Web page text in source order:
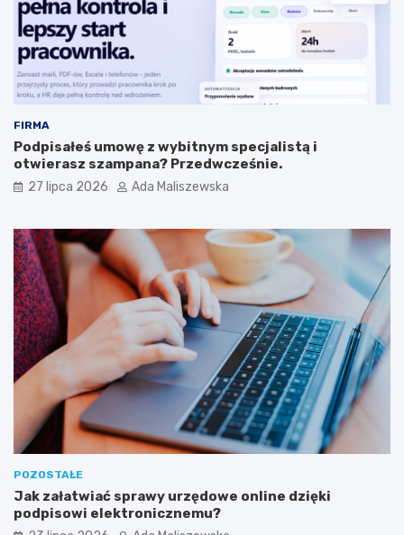
FIRMA
Podpisałeś umowę z wybitnym specjalistą i
otwierasz szampana? Przedwcześnie.
27 lipca 2026 Ada Maliszewska
POZOSTAŁE
Jak załatwiać sprawy urzędowe online dzięki
podpisowi elektronicznemu?